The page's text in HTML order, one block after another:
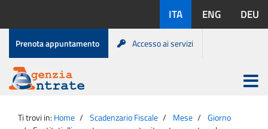
contenuto
disponibili:
ITA ENG DEU
Menu
di
servizio
Prenota appuntamento Accesso ai servizi
Agenzia
Apri
menu
principale
Ti trovi in: Home Scadenzario Fiscale Mese
Giorno